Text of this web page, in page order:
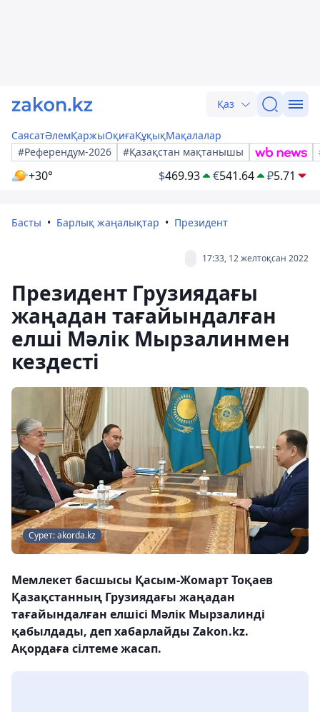
Қаз
СаясатӘлемҚаржыОқиғаҚұқықМақалалар
#Референдум-2026
#Қазақстан мақтанышы
+30° $469.93 €541.64 ₽5.71
Басты Барлық жаңалықтар Президент
17:33, 12 желтоқсан 2022
Президент Грузиядағы
жаңадан тағайындалған
елші Мәлік Мырзалинмен
кездесті
Сурет: akorda.kz
Мемлекет басшысы Қасым-Жомарт Тоқаев
Қазақстанның Грузиядағы жаңадан
тағайындалған елшісі Мәлік Мырзалинді
қабылдады, деп хабарлайды Zakon.kz.
Ақордаға сілтеме жасап.